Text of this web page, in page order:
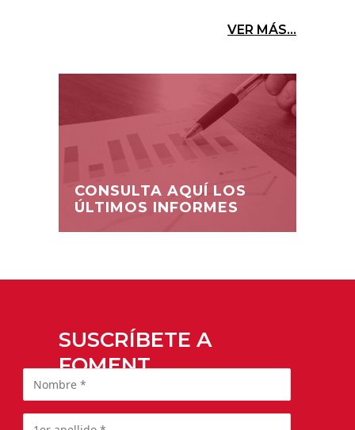
VER MÁS...
CONSULTA AQUÍ LOS
ÚLTIMOS INFORMES
SUSCRÍBETE A
FOMENT